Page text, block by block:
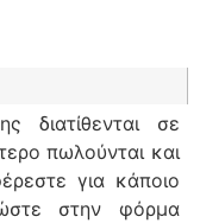
διατίθενται σε
πωλούνται και
για κάποιο
στην φόρμα